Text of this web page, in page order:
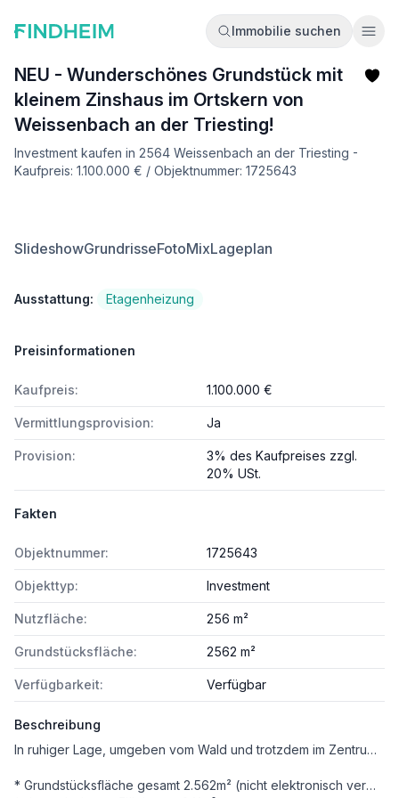
Immobilie suchen
NEU - Wunderschönes Grundstück mit
kleinem Zinshaus im Ortskern von
Weissenbach an der Triesting!
Investment kaufen in 2564 Weissenbach an der Triesting -
Kaufpreis: 1.100.000 € / Objektnummer: 1725643
SlideshowGrundrisseFotoMixLageplan
Ausstattung: Etagenheizung
Preisinformationen
Kaufpreis: 1.100.000 €
Vermittlungsprovision: Ja
Provision:
3% des Kaufpreises zzgl.
20% USt.
Fakten
Objektnummer: 1725643
Objekttyp: Investment
Nutzfläche: 256 m²
Grundstücksfläche: 2562 m²
Verfügbarkeit: Verfügbar
Beschreibung
In ruhiger Lage, umgeben vom Wald und trotzdem im Zentrum von Weissenbach an der Triesting. Zum Verkauf gelangt ein wunderschönes ca. 2.562m² großes Grundstück das mit einem Zinshaus mit 5 Wohneinheiten ( Nutzfläche gesamt ca. 256m² ) bebaut ist. Davon sind 2 Wohnungen bestandsfrei,1 Wohnung ist bis 2030 befristet vermietet, 2 Wohnung sind unbefristet vermietet.
* Grundstücksfläche gesamt 2.562m² (nicht elektronisch vermessen)